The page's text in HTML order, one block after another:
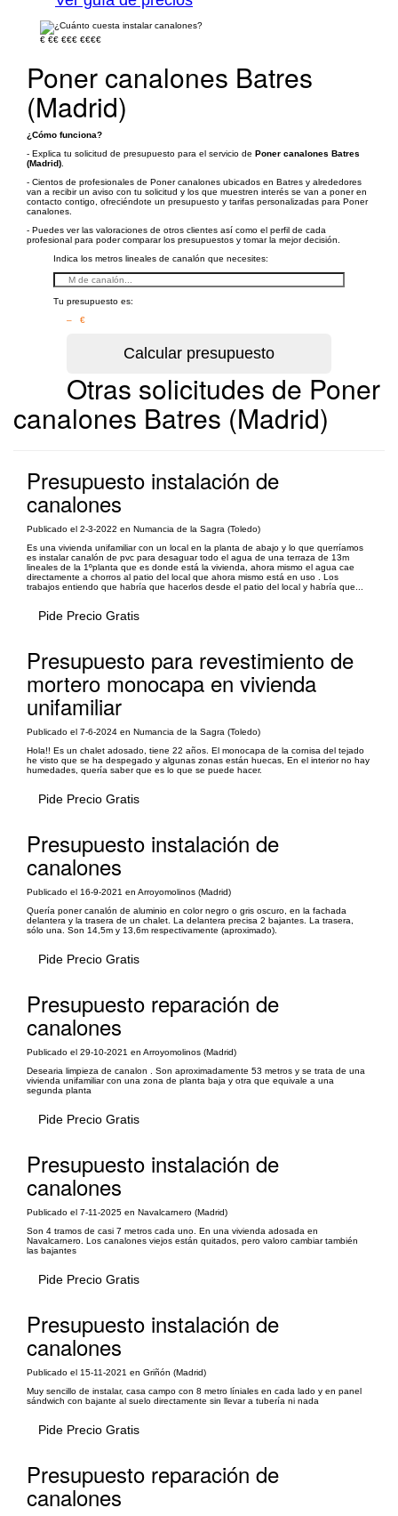
€ €€ €€€ €€€€
Poner canalones Batres
(Madrid)
¿Cómo funciona?
- Explica tu solicitud de presupuesto para el servicio de Poner canalones Batres
(Madrid)
- Cientos de profesionales de Poner canalones ubicados en Batres y alrededores
van a recibir un aviso con tu solicitud y los que muestren interés se van a poner en
contacto contigo, ofreciéndote un presupuesto y tarifas personalizadas para Poner
canalones.
- Puedes ver las valoraciones de otros clientes así como el perfil de cada
profesional para poder comparar los presupuestos y tomar la mejor decisión.
Indica los metros lineales de canalón que necesites:
Tu presupuesto es:
– €
Otras solicitudes de Poner
canalones Batres (Madrid)
Presupuesto instalación de
canalones
Publicado el 2-3-2022 en Numancia de la Sagra (Toledo)
Es una vivienda unifamiliar con un local en la planta de abajo y lo que querríamos
es instalar canalón de pvc para desaguar todo el agua de una terraza de 13m
lineales de la 1ºplanta que es donde está la vivienda, ahora mismo el agua cae
directamente a chorros al patio del local que ahora mismo está en uso . Los
trabajos entiendo que habría que hacerlos desde el patio del local y habría que...
Pide Precio Gratis
Presupuesto para revestimiento de
mortero monocapa en vivienda
unifamiliar
Publicado el 7-6-2024 en Numancia de la Sagra (Toledo)
Hola!! Es un chalet adosado, tiene 22 años. El monocapa de la cornisa del tejado
he visto que se ha despegado y algunas zonas están huecas, En el interior no hay
humedades, quería saber que es lo que se puede hacer.
Pide Precio Gratis
Presupuesto instalación de
canalones
Publicado el 16-9-2021 en Arroyomolinos (Madrid)
Quería poner canalón de aluminio en color negro o gris oscuro, en la fachada
delantera y la trasera de un chalet. La delantera precisa 2 bajantes. La trasera,
sólo una. Son 14,5m y 13,6m respectivamente (aproximado).
Pide Precio Gratis
Presupuesto reparación de
canalones
Publicado el 29-10-2021 en Arroyomolinos (Madrid)
Desearia limpieza de canalon . Son aproximadamente 53 metros y se trata de una
vivienda unifamiliar con una zona de planta baja y otra que equivale a una
segunda planta
Pide Precio Gratis
Presupuesto instalación de
canalones
Publicado el 7-11-2025 en Navalcarnero (Madrid)
Son 4 tramos de casi 7 metros cada uno. En una vivienda adosada en
Navalcarnero. Los canalones viejos están quitados, pero valoro cambiar también
las bajantes
Pide Precio Gratis
Presupuesto instalación de
canalones
Publicado el 15-11-2021 en Griñón (Madrid)
Muy sencillo de instalar, casa campo con 8 metro líniales en cada lado y en panel
sándwich con bajante al suelo directamente sin llevar a tubería ni nada
Pide Precio Gratis
Presupuesto reparación de
canalones